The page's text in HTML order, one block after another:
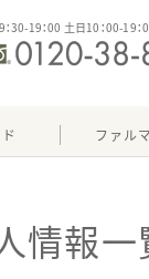
：30-19：00 土日10：00-19
ファル
情報